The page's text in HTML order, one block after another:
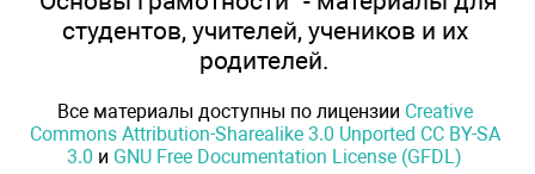
студентов, учителей, учеников и их
родителей.
Все материалы доступны по лицензии Creative
Commons Attribution-Sharealike 3.0 Unported CC BY-SA
3.0 и GNU Free Documentation License (GFDL)